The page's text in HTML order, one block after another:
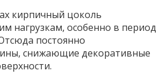
кирпичный цоколь
нагрузкам, особенно в период
постоянно
снижающие декоративные